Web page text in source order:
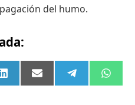
del humo.
Compartir
en
LinkedInCompartir
en
Email Compartir
en
Telegram
en